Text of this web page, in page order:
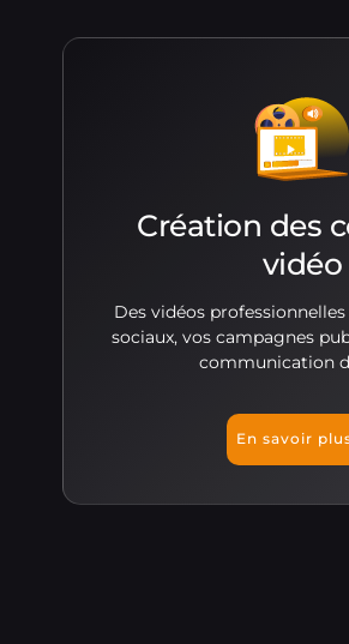
Création des
vidéo
Des vidéos
sociaux, vos campagnes
communication
En savoir